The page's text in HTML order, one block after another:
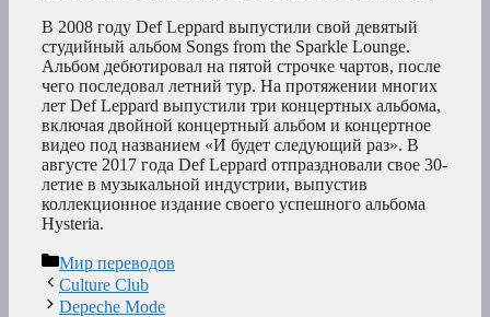
В 2008 году Def Leppard выпустили свой девятый
студийный альбом Songs from the Sparkle Lounge.
Альбом дебютировал на пятой строчке чартов, после
чего последовал летний тур. На протяжении многих
лет Def Leppard выпустили три концертных альбома,
включая двойной концертный альбом и концертное
видео под названием «И будет следующий раз». В
августе 2017 года Def Leppard отпраздновали свое 30-
летие в музыкальной индустрии, выпустив
коллекционное издание своего успешного альбома
Hysteria.
Рубрики
Мир переводов
Culture Club
Depeche Mode